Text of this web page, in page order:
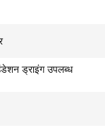
ड्राइंग उपलब्ध